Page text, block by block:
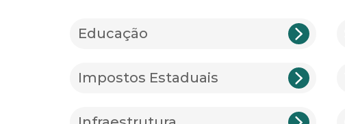
Educação
Impostos Estaduais